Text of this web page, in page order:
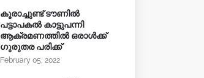
കൂരാച്ചുണ്ട് ടൗണിൽ
പട്ടാപകൽ കാട്ടുപന്നി
ആക്രമണത്തിൽ ഒരാൾക്ക്
ഗുരുതര പരിക്ക്
February 05, 2022